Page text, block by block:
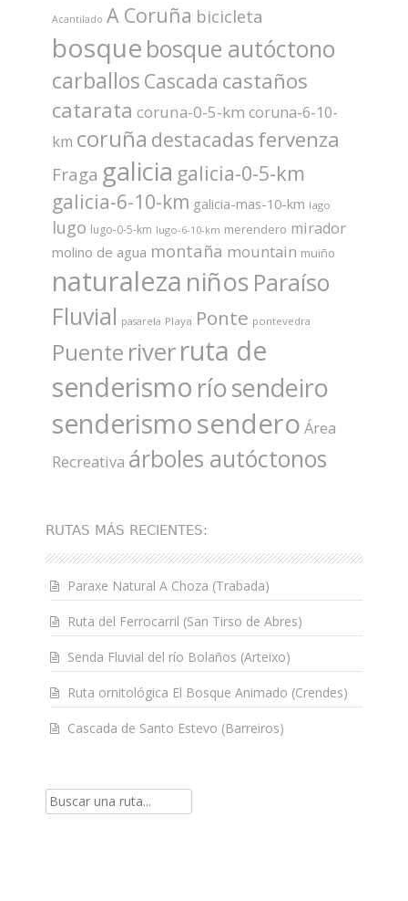
Acantilado A Coruña bicicleta
bosque bosque autóctono
carballos Cascada castaños
catarata coruna-0-5-km coruna-6-10-
km coruña destacadas fervenza
Fraga galicia galicia-0-5-km
galicia-6-10-km galicia-mas-10-km lago
lugo lugo-0-5-km lugo-6-10-km merendero mirador
molino de agua montaña mountain muiño
naturaleza niños Paraíso
Fluvial pasarela Playa Ponte pontevedra
Puente riverruta de
senderismo ríosendeiro
senderismosendero Área
Recreativa árboles autóctonos
RUTAS MÁS RECIENTES:
Paraxe Natural A Choza (Trabada)
Ruta del Ferrocarril (San Tirso de Abres)
Senda Fluvial del río Bolaños (Arteixo)
Ruta ornitológica El Bosque Animado (Crendes)
Cascada de Santo Estevo (Barreiros)